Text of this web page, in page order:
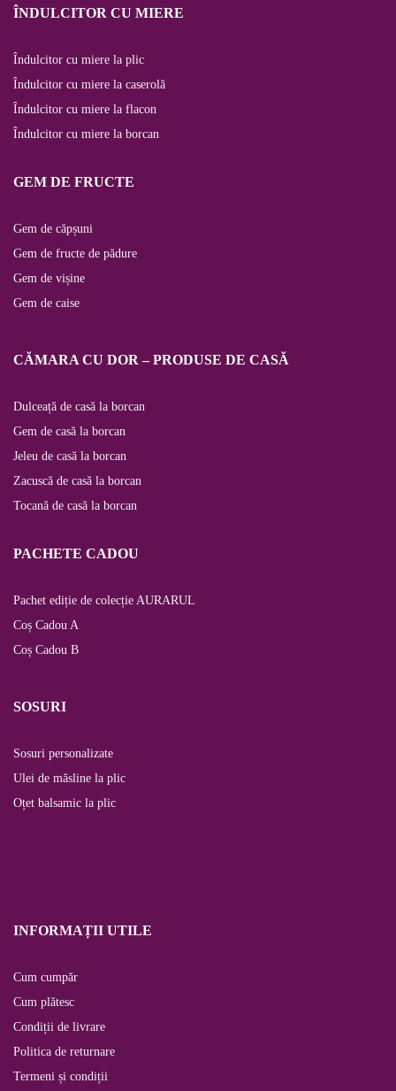
ÎNDULCITOR CU MIERE
Îndulcitor cu miere la plic
Îndulcitor cu miere la caserolă
Îndulcitor cu miere la flacon
Îndulcitor cu miere la borcan
GEM DE FRUCTE
Gem de căpșuni
Gem de fructe de pădure
Gem de vișine
Gem de caise
CĂMARA CU DOR – PRODUSE DE CASĂ
Dulceață de casă la borcan
Gem de casă la borcan
Jeleu de casă la borcan
Zacuscă de casă la borcan
Tocană de casă la borcan
PACHETE CADOU
Pachet ediție de colecție AURARUL
Coș Cadou A
Coș Cadou B
SOSURI
Sosuri personalizate
Ulei de măsline la plic
Oțet balsamic la plic
INFORMAȚII UTILE
Cum cumpăr
Cum plătesc
Condiții de livrare
Politica de returnare
Termeni și condiții